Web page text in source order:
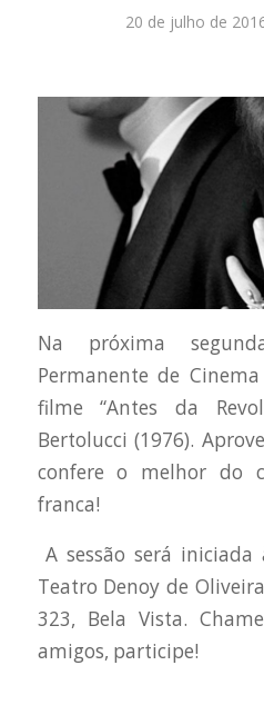
20 de julho de
Na próxima
Permanente de
filme “Antes da
Bertolucci (1976).
confere o melhor do
franca!
A sessão será
Teatro Denoy de
323, Bela Vista.
amigos, participe!